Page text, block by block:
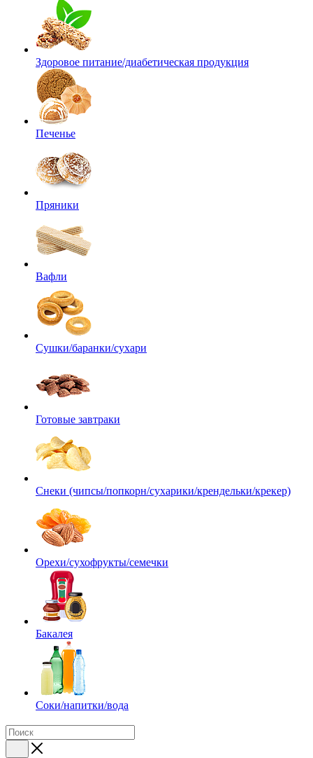
Здоровое питание/диабетическая продукция
Печенье
Пряники
Вафли
Сушки/баранки/сухари
Готовые завтраки
Снеки (чипсы/попкорн/сухарики/крендельки/крекер)
Орехи/сухофрукты/семечки
Бакалея
Соки/напитки/вода